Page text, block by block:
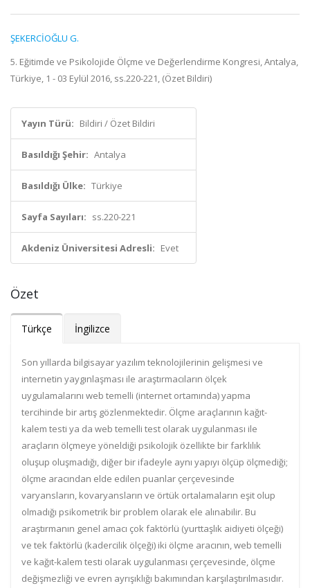
ŞEKERCİOĞLU G.
5. Eğitimde ve Psikolojide Ölçme ve Değerlendirme Kongresi, Antalya,
Türkiye, 1 - 03 Eylül 2016, ss.220-221, (Özet Bildiri)
Yayın Türü: Bildiri / Özet Bildiri
Basıldığı Şehir: Antalya
Basıldığı Ülke: Türkiye
Sayfa Sayıları: ss.220-221
Akdeniz Üniversitesi Adresli: Evet
Özet
Türkçe İngilizce
Son yıllarda bilgisayar yazılım teknolojilerinin gelişmesi ve
internetin yaygınlaşması ile araştırmacıların ölçek
uygulamalarını web temelli (internet ortamında) yapma
tercihinde bir artış gözlenmektedir. Ölçme araçlarının kağıt-
kalem testi ya da web temelli test olarak uygulanması ile
araçların ölçmeye yöneldiği psikolojik özellikte bir farklılık
oluşup oluşmadığı, diğer bir ifadeyle aynı yapıyı ölçüp ölçmediği;
ölçme aracından elde edilen puanlar çerçevesinde
varyansların, kovaryansların ve örtük ortalamaların eşit olup
olmadığı psikometrik bir problem olarak ele alınabilir. Bu
araştırmanın genel amacı çok faktörlü (yurttaşlık aidiyeti ölçeği)
ve tek faktörlü (kadercilik ölçeği) iki ölçme aracının, web temelli
ve kağıt-kalem testi olarak uygulanması çerçevesinde, ölçme
değişmezliği ve evren ayrışıklığı bakımından karşılaştırılmasıdır.